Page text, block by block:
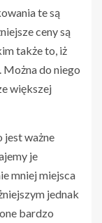
te są
ceny są
także to, iż
do niego
większej
jest ważne
je
mniej miejsca
jednak
bardzo